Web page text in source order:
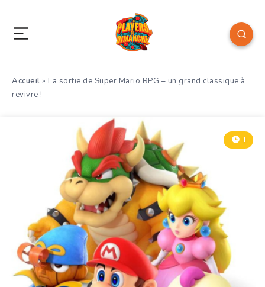
Accueil » La sortie de Super Mario RPG – un grand classique à
revivre !
1